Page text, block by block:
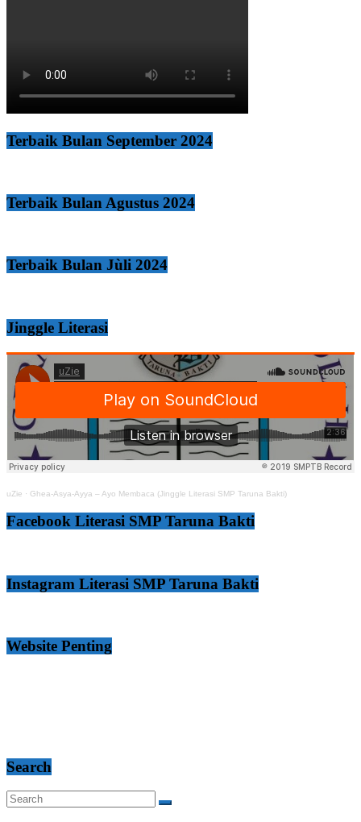
Terbaik Bulan September 2024
Terbaik Bulan Agustus 2024
Terbaik Bulan Jùli 2024
Jinggle Literasi
uZie · Ghea-Asya-Ayya – Ayo Membaca (Jinggle Literasi SMP Taruna Bakti)
Facebook Literasi SMP Taruna Bakti
Instagram Literasi SMP Taruna Bakti
Website Penting
Search